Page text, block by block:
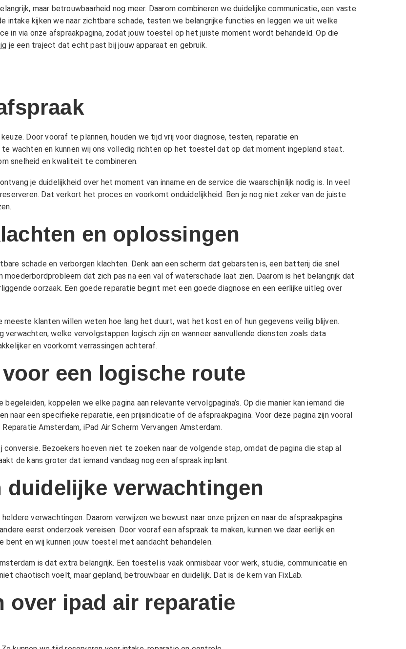
maar betrouwbaarheid nog meer. Daarom combineren we duidelijke communicatie, een vaste
intake kijken we naar zichtbare schade, testen we belangrijke functies en leggen we uit welke
in via onze afspraakpagina, zodat jouw toestel op het juiste moment wordt behandeld. Op die
je een traject dat echt past bij jouw apparaat en gebruik.
Door vooraf te plannen, houden we tijd vrij voor diagnose, testen, reparatie en
wachten en kunnen wij ons volledig richten op het toestel dat op dat moment ingepland staat.
snelheid en kwaliteit te combineren.
ontvang je duidelijkheid over het moment van inname en de service die waarschijnlijk nodig is. In veel
Dat verkort het proces en voorkomt onduidelijkheid. Ben je nog niet zeker van de juiste
.
en oplossingen
schade en verborgen klachten. Denk aan een scherm dat gebarsten is, een batterij die snel
dat zich pas na een val of waterschade laat zien. Daarom is het belangrijk dat
oorzaak. Een goede reparatie begint met een goede diagnose en een eerlijke uitleg over
klanten willen weten hoe lang het duurt, wat het kost en of hun gegevens veilig blijven.
verwachten, welke vervolgstappen logisch zijn en wanneer aanvullende diensten zoals data
en voorkomt verrassingen achteraf.
een logische route
koppelen we elke pagina aan relevante vervolgpagina’s. Op die manier kan iemand die
naar een specifieke reparatie, een prijsindicatie of de afspraakpagina. Voor deze pagina zijn vooral
Reparatie Amsterdam, iPad Air Scherm Vervangen Amsterdam.
Bezoekers hoeven niet te zoeken naar de volgende stap, omdat de pagina die stap al
de kans groter dat iemand vandaag nog een afspraak inplant.
duidelijke verwachtingen
verwachtingen. Daarom verwijzen we bewust naar onze prijzen en naar de afspraakpagina.
eerst onderzoek vereisen. Door vooraf een afspraak te maken, kunnen we daar eerlijk en
en wij kunnen jouw toestel met aandacht behandelen.
is dat extra belangrijk. Een toestel is vaak onmisbaar voor werk, studie, communicatie en
chaotisch voelt, maar gepland, betrouwbaar en duidelijk. Dat is de kern van FixLab.
over ipad air reparatie